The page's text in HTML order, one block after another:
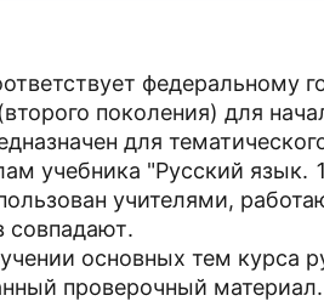
федеральному
поколения) для
для
учебника "Русский язык.
учителями,
совпадают.
основных тем курса
проверочный материал.